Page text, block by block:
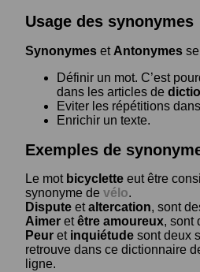
Usage des synonymes
Synonymes et Antonymes
Définir un mot. C’est
dans les articles de
Eviter les répétitions
Enrichir un texte.
Exemples de
Le mot bicyclette eut être
synonyme de vélo.
Dispute etaltercation, sont
Aimer etêtre amoureux, sont
Peur et inquiétude sont deux
retrouve dans ce dictionnaire
ligne.